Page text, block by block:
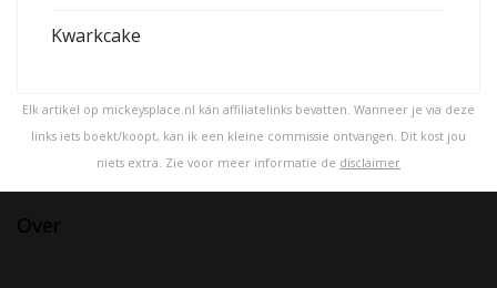
Kwarkcake
Elk artikel op mickeysplace.nl kán affiliatelinks bevatten. Wanneer je via deze
links iets boekt/koopt, kan ik een kleine commissie ontvangen. Dit kost jou
niets extra. Zie voor meer informatie de disclaimer